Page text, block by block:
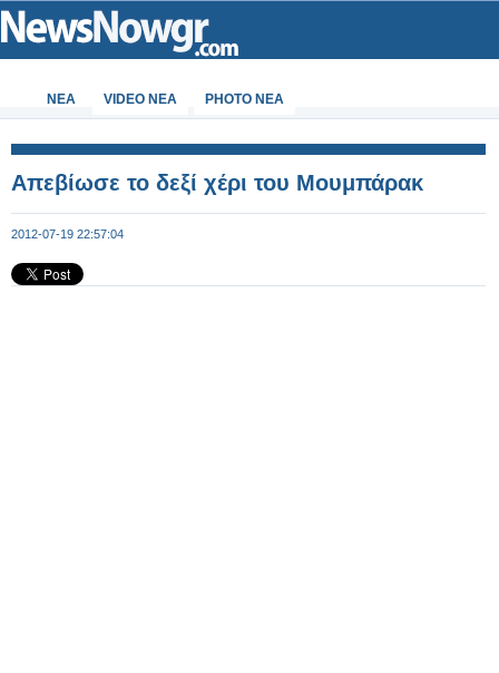
ΝΕΑ VIDEO NEA PHOTO NEA
Απεβίωσε το δεξί χέρι του Μουμπάρακ
2012-07-19 22:57:04